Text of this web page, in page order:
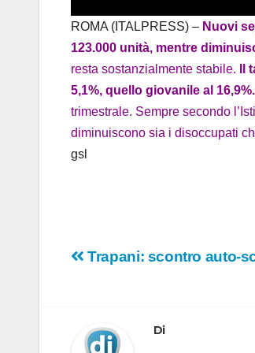
ROMA (ITALPRESS) – Nuovi
123.000 unità, mentre
resta sostanzialmente stabile.
Il
5,1%, quello giovanile al 16,9%.
trimestrale. Sempre secondo
diminuiscono sia i disoccupati
gsl
Navigazione
Trapani: scontro auto-
Di